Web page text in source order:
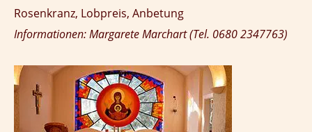
Rosenkranz, Lobpreis, Anbetung
Informationen: Margarete Marchart (Tel. 0680 2347763)